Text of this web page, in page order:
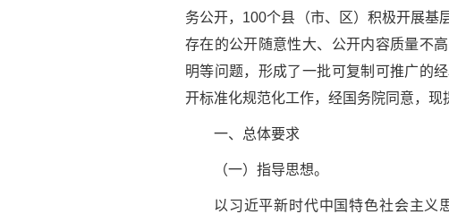
务公开，100个县（市、区）积极开展基
存在的公开随意性大、公开内容质量不
明等问题，形成了一批可复制可推广的
开标准化规范化工作，经国务院同意，现
一、总体要求
（一）指导思想。
以习近平新时代中国特色社会主义